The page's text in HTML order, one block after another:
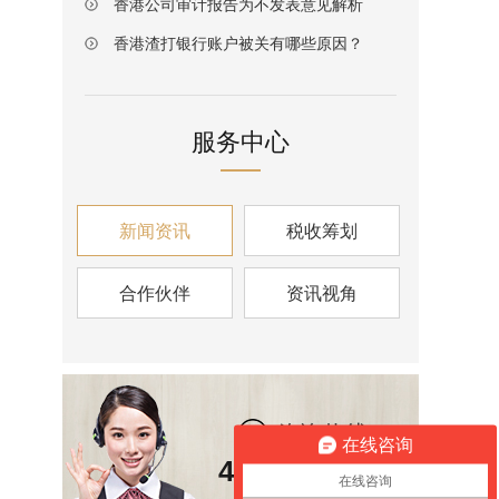
香港渣打银行账户被关有哪些原因？
服务中心
新闻资讯 税收筹划
合作伙伴 资讯视角
咨询热线
400-6826-139
在线咨询
在线咨询